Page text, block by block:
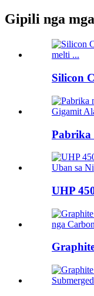
Gipili nga
Silicon
Pabrika
UHP